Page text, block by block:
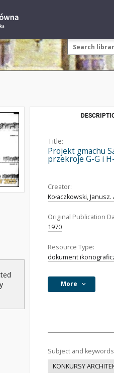
Title:
Projekt gmachu
przekroje G-G i
Creator:
Kołaczkowski,
Original Publication
1970
Resource Type:
dokument
More
Subject and
KONKURSY